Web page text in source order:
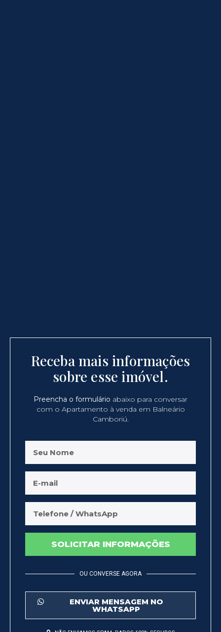
Receba mais informações
sobre esse imóvel.
Preencha o formulário abaixo para conversar
com o Apartamento à venda em Balneário
Camboriú.
SOLICITAR INFORMAÇÕES
OU CONVERSE AGORA
ENVIAR MENSAGEM NO
WHATSAPP